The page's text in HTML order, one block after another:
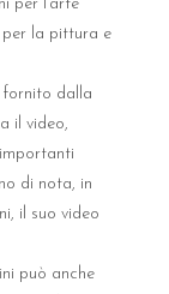
per l’arte
la pittura e
fornito dalla
il video,
di nota, in
il suo video
può anche